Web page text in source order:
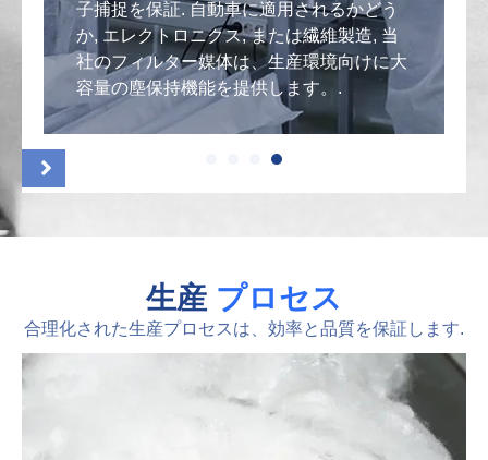
子捕捉を保証. 自動車に適用されるかどう
か, エレクトロニクス, または繊維製造, 当
社のフィルター媒体は、生産環境向けに大
容量の塵保持機能を提供します。.
生産 プロセス
合理化された生産プロセスは、効率と品質を保証します.